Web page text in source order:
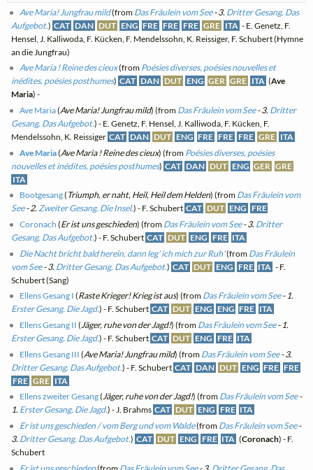
Ave Maria! Jungfrau mild(from Das Fräulein vom See- 3. Dritter Gesang. Das
Aufgebot.) CAT DAN DUT ENG FRE FRE FRE GRE ITA - E. Genetz, F.
Hensel, J. Kalliwoda, F. Kücken, F. Mendelssohn, K. Reissiger, F. Schubert (Hymne
an die Jungfrau)
Ave Maria ! Reine des cieux(from Poésies diverses, poésies nouvelles et
inédites, poésies posthumes) CAT DAN DUT ENG GER GRE ITA (Ave
Maria) -
Ave Maria(Ave Maria! Jungfrau mild) (from Das Fräulein vom See- 3. Dritter
Gesang. Das Aufgebot.) - E. Genetz, F. Hensel, J. Kalliwoda, F. Kücken, F.
Mendelssohn, K. Reissiger CAT DAN DUT ENG FRE FRE FRE GRE ITA
Ave Maria(Ave Maria ! Reine des cieux) (from Poésies diverses, poésies
nouvelles et inédites, poésies posthumes) CAT DAN DUT ENG GER GRE
ITA
Bootgesang( Triumph, er naht, Heil, Heil dem Helden) (from Das Fräulein vom
See- 2.Zweiter Gesang. Die Insel.) - F. Schubert CAT DUT ENG FRE
Coronach (Er ist uns geschieden) (from Das Fräulein vom See- 3. Dritter
Gesang. Das Aufgebot.) - F. Schubert CAT DUT ENG FRE ITA
Die Nacht bricht bald herein, dann leg' ich mich zur Ruh'(from Das Fräulein
vom See- 3. Dritter Gesang. Das Aufgebot.) CAT DUT ENG FRE ITA - F.
Schubert (Sang)
Ellens Gesang I (Raste Krieger! Krieg ist aus) (from Das Fräulein vom See- 1.
Erster Gesang. Die Jagd.) - F. Schubert CAT DUT ENG ENG FRE ITA
Ellens Gesang II (Jäger, ruhe von der Jagd!) (from Das Fräulein vom See- 1.
Erster Gesang. Die Jagd.) - F. Schubert CAT DUT ENG FRE ITA
Ellens Gesang III (Ave Maria! Jungfrau mild) (from Das Fräulein vom See- 3.
Dritter Gesang. Das Aufgebot.) - F. Schubert CAT DAN DUT ENG FRE FRE
FRE GRE ITA
Ellens zweiter Gesang(Jäger, ruhe von der Jagd!) (from Das Fräulein vom See-
1. Erster Gesang. Die Jagd.) - J. Brahms CAT DUT ENG FRE ITA
Er ist uns geschieden / vom Berg und vom Walde(from Das Fräulein vom See-
3. Dritter Gesang. Das Aufgebot.) CAT DUT ENG FRE ITA (Coronach) - F.
Schubert